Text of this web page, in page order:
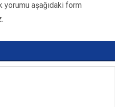
yorumu aşağıdaki form